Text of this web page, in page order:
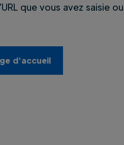
que vous avez saisie
d'accueil